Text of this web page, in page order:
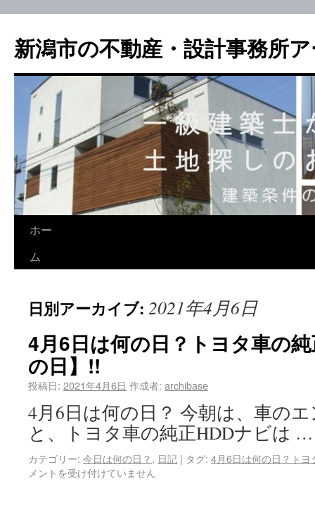
新潟市の不動産・設計事務所
ホー
ム
日別アーカイブ: 2021年4月6日
4月6日は何の日？トヨタ車の
の日】!!
投稿日: 2021年4月6日 作成者: archibase
4月6日は何の日？ 今朝は、車の
と、トヨタ車の純正HDDナビは
カテゴリー: 今日は何の日？ , 日記 | タグ: 4月6日は何の日？ト
メントを受け付けていません